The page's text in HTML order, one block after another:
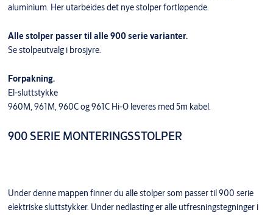
aluminium. Her utarbeides det nye stolper fortløpende.
Alle stolper passer til alle 900 serie varianter.
Se stolpeutvalg i brosjyre.
Forpakning.
El-sluttstykke
960M, 961M, 960C og 961C Hi-O leveres med 5m kabel.
900 SERIE MONTERINGSSTOLPER
Under denne mappen finner du alle stolper som passer til 900 serie
elektriske sluttstykker. Under nedlasting er alle utfresningstegninger i